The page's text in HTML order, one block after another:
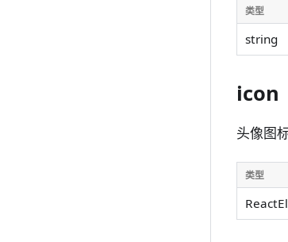
类型
string
icon
头像图
类型